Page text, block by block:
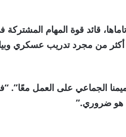
قائد قوة المهام
أكثر من مجرد تدريب عسكري
الجماعي على العمل معًا”.
هو ضروري.”